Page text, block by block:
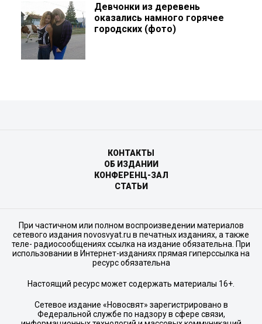
Девчонки из деревень
оказались намного горячее
городских (фото)
КОНТАКТЫ
ОБ ИЗДАНИИ
КОНФЕРЕНЦ-ЗАЛ
СТАТЬИ
При частичном или полном воспроизведении материалов
сетевого издания novosvyat.ru в печатных изданиях, а также
теле- радиосообщениях ссылка на издание обязательна. При
использовании в Интернет-изданиях прямая гиперссылка на
ресурс обязательна
Настоящий ресурс может содержать материалы 16+.
Сетевое издание «Новосвят» зарегистрировано в
Федеральной службе по надзору в сфере связи,